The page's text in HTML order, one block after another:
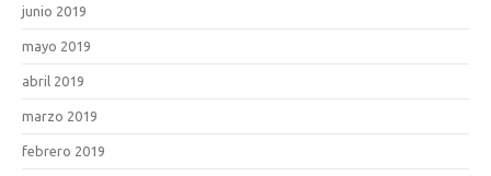
junio 2019
mayo 2019
abril 2019
marzo 2019
febrero 2019